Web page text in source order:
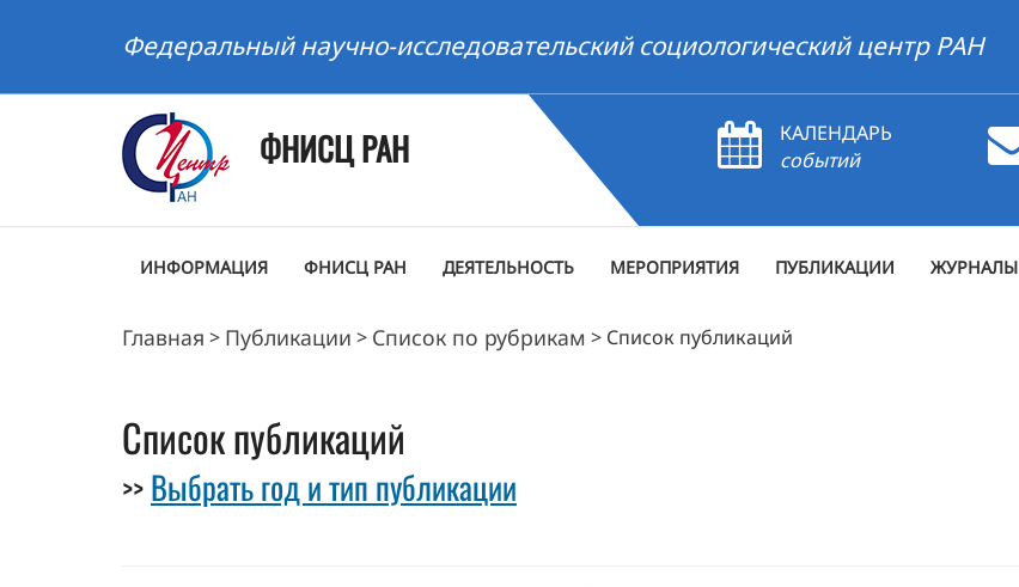
Федеральный научно-исследовательский социологический центр РАН
ФНИСЦ РАН
КАЛЕНДАРЬ
событий
ИНФОРМАЦИЯ ФНИСЦ РАН ДЕЯТЕЛЬНОСТЬ МЕРОПРИЯТИЯ ПУБЛИКАЦИИ ЖУРНАЛЫ
Главная > Публикации > Список по рубрикам > Список публикаций
Список публикаций
>>Выбрать год и тип публикации